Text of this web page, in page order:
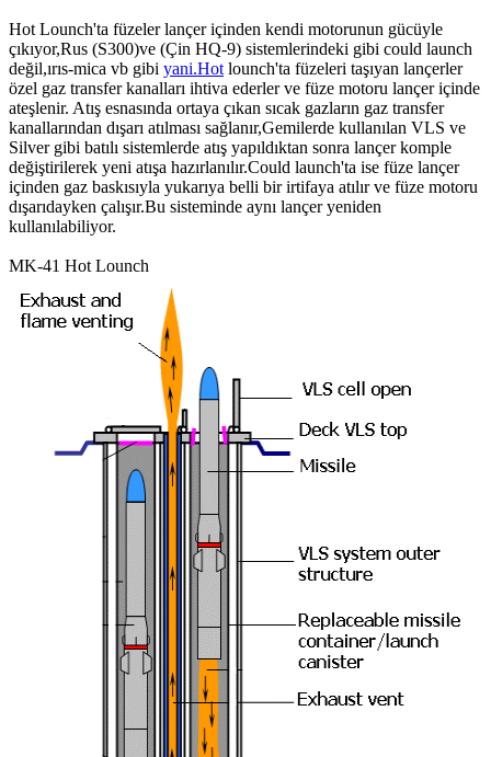
Hot Lounch'ta füzeler lançer içinden kendi motorunun gücüyle
çıkıyor,Rus (S300)ve (Çin HQ-9) sistemlerindeki gibi could launch
değil,ırıs-mica vb gibi yani.Hot lounch'ta füzeleri taşıyan lançerler
özel gaz transfer kanalları ihtiva ederler ve füze motoru lançer içinde
ateşlenir. Atış esnasında ortaya çıkan sıcak gazların gaz transfer
kanallarından dışarı atılması sağlanır,Gemilerde kullanılan VLS ve
Silver gibi batılı sistemlerde atış yapıldıktan sonra lançer komple
değiştirilerek yeni atışa hazırlanılır.Could launch'ta ise füze lançer
içinden gaz baskısıyla yukarıya belli bir irtifaya atılır ve füze motoru
dışarıdayken çalışır.Bu sisteminde aynı lançer yeniden
kullanılabiliyor.
MK-41 Hot Lounch